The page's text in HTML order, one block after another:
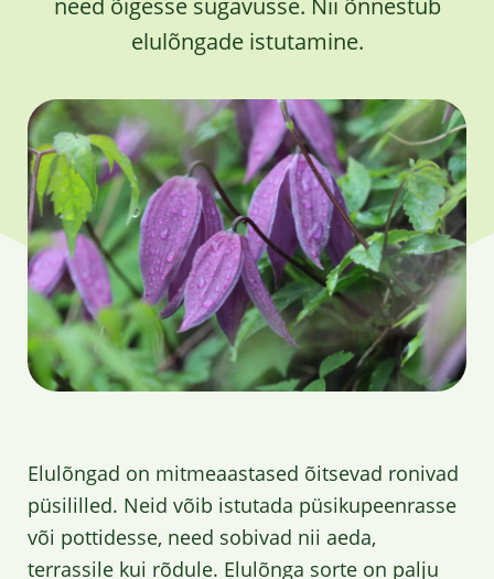
need õigesse sügavusse. Nii õnnestub
elulõngade istutamine.
Elulõngad on mitmeaastased õitsevad ronivad
püsililled. Neid võib istutada püsikupeenrasse
või pottidesse, need sobivad nii aeda,
terrassile kui rõdule. Elulõnga sorte on palju